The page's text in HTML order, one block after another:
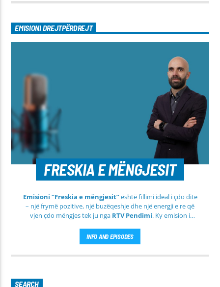
EMISIONI DREJTPËRDREJT
FRESKIA E MËNGJESIT
Emisioni “Freskia e mëngjesit”është fillimi ideal i çdo dite
– një frymë pozitive, një buzëqeshje dhe një energji e re që
vjen çdo mëngjes tek ju nga RTV Pendimi. Ky emision i
informues dhe më të ngrohtë, duke ju shoqëruar në orët e
para të ditës me përmbajtje të larmishme dhe të dobishme
për të gjithë familjen.
INFO AND EPISODES
SEARCH